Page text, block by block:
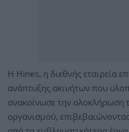
Η Hines, η διεθνής εταιρεία
ανάπτυξης ακινήτων που
ανακοίνωσε την ολοκλήρωση
οργανισμού,